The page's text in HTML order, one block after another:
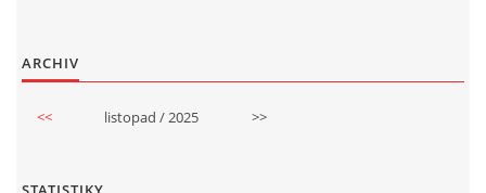
ARCHIV
<< listopad / 2025 >>